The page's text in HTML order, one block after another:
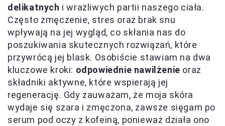
delikatnych i wrażliwych partii naszego ciała.
Często zmęczenie, stres oraz brak snu
wpływają na jej wygląd, co skłania nas do
poszukiwania skutecznych rozwiązań, które
przywrócą jej blask. Osobiście stawiam na dwa
kluczowe kroki: odpowiednie nawilżenie oraz
składniki aktywne, które wspierają jej
regenerację. Gdy zauważam, że moja skóra
wydaje się szara i zmęczona, zawsze sięgam po
serum pod oczy z kofeiną, ponieważ działa ono